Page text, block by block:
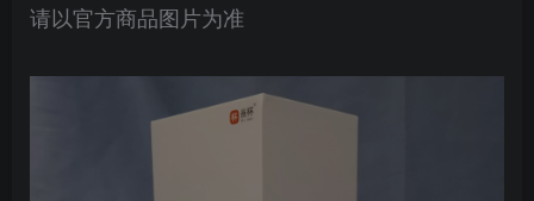
请以官方商品图片为准